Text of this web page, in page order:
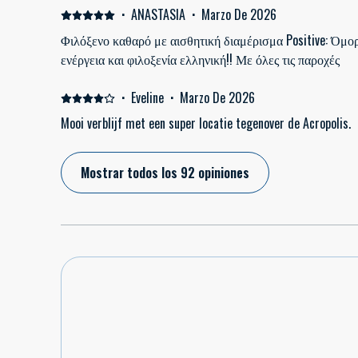
· ANASTASIA · Marzo De 2026
Φιλόξενο καθαρό με αισθητική διαμέρισμα Positive:
ενέργεια και φιλοξενία ελληνική!! Με όλες τις παροχές
· Eveline · Marzo De 2026
Mooi verblijf met een super locatie tegenover de Acropolis.
Mostrar todos los 92 opiniones